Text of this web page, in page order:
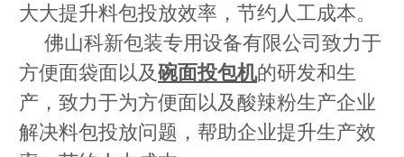
大大提升料包投放效率，节约人工成本。
佛山科新包装专用设备有限公司致力于
方便面袋面以及碗面投包机的研发和生
产，致力于为方便面以及酸辣粉生产企业
解决料包投放问题，帮助企业提升生产效